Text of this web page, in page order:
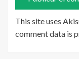
This site uses
comment data is